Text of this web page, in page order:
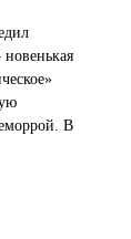
В